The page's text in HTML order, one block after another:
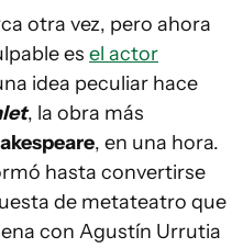
otra vez, pero ahora
es el actor
idea peculiar hace
, la obra más
, en una hora.
hasta convertirse
de metateatro que
con Agustín Urrutia